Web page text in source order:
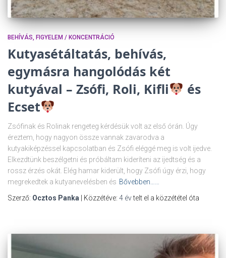
BEHÍVÁS FIGYELEM / KONCENTRÁCIÓ
Kutyasétáltatás, behívás,
egymásra hangolódás két
kutyával – Zsófi, Roli, Kifli
és
Ecset
Zsófinak és Rolinak rengeteg kérdésük volt az első órán. Úgy
éreztem, hogy nagyon össze vannak zavarodva a
kutyakiképzéssel kapcsolatban és Zsófi eléggé meg is volt ijedve.
Elkezdtünk beszélgetni és próbáltam kideríteni az ijedtség és a
rossz érzés okát. Elég hamar kiderült, hogy Zsófi úgy érzi, hogy
megrekedtek a kutyanevelésben és Bővebben……
Szerző: Ocztos Panka | Közzétéve: 4 évtelt el a közzététel óta